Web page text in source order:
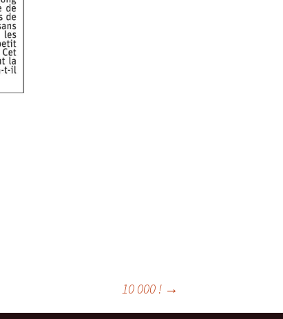
10 000 ! →